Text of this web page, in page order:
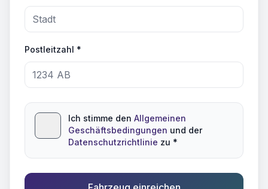
Postleitzahl *
Ich stimme den Allgemeinen
Geschäftsbedingungen und der
Datenschutzrichtlinie zu *